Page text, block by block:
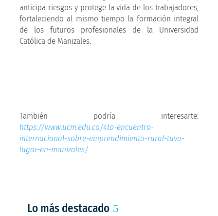
anticipa riesgos y protege la vida de los trabajadores,
fortaleciendo al mismo tiempo la formación integral
de los futuros profesionales de la Universidad
Católica de Manizales.
También podría interesarte:
https://www.ucm.edu.co/4to-encuentro-
internacional-sobre-emprendimiento-rural-tuvo-
lugar-en-manizales/
Lo más destacado